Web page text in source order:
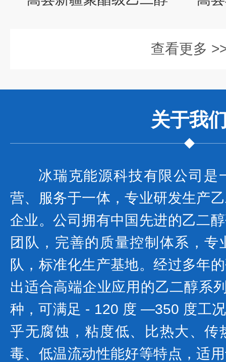
查看更多
关于我
冰瑞克能源科技有限公司是
营、服务于一体，专业研发生产
企业。公司拥有中国先进的乙二
团队，完善的质量控制体系，
队，标准化生产基地。经过多年
出适合高端企业应用的乙二醇系
种，可满足 - 120 度 —350 度工
乎无腐蚀，粘度低、比热大、传
毒、低温流动性能好等特点，适